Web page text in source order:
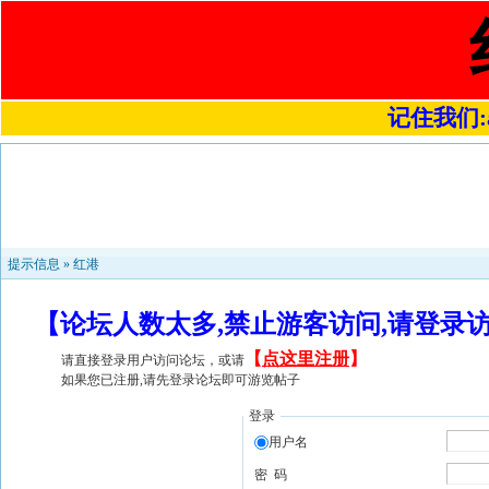
记住我们
提示信息 » 红港
【论坛人数太多,禁止游客访问,请登
请直接登录用户访问论坛，或请 【 点这里注册】
如果您已注册,请先登录论坛即可游览帖子
登录
用户名
密 码